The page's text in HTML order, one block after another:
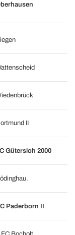
II
Gütersloh 2000
Paderborn II